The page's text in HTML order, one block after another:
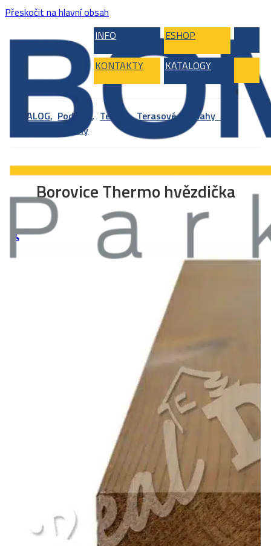
Přeskočit na hlavní obsah
INFO
ESHOP
KONTAKTY KATALOGY
KATALOG, Podlahy, Terasy,Terasové podlahy –
jehličnaté dřeviny
Borovice Thermo hvězdička
🔍